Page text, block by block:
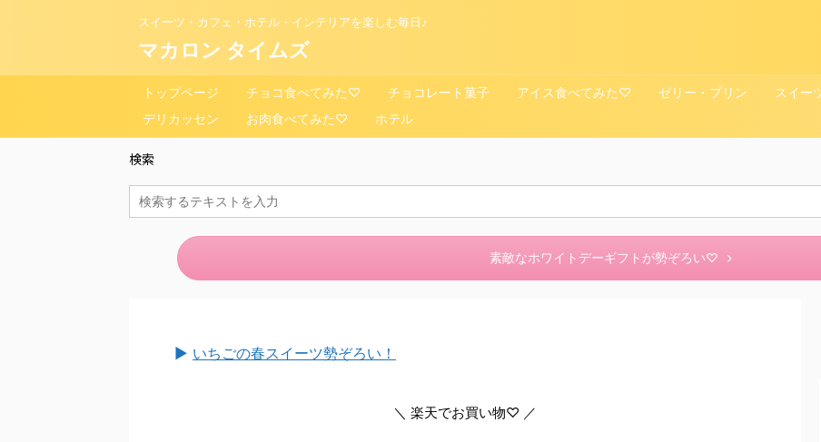
スイーツ・カフェ・ホテル・インテリアを楽しむ毎日♪
マカロン タイムズ
トップページ チョコ食べてみた♡ チョコレート菓子 アイス食べてみた♡ ゼリー・プリン スイー
デリカッセン
お肉食べてみた♡ ホテル
検索
素敵なホワイトデーギフトが勢ぞろい♡
► いちごの春スイーツ勢ぞろい！
＼ 楽天でお買い物♡ ／